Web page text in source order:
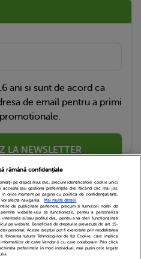
ani si sunt de acord ca
de email pentru a primi
LA NEWSLETTER
Newsletter Contact
rămână confidențiale
pe dispozitivul dvs., precum identificatorii cookie unici
accepta sau gestiona preferințele dvs. făcând clic mai jos,
orice moment pe pagina cu politica de confidențialitate.
afecta navigarea.
Mai multe detalii
de publicitate partenere, precum si furnizorii nostri de
website-ului sa functioneze, pentru a personaliza
si/sau profilul dvs., pentru a va oferi functionalitati
pe website. Beneficiati de drepturile prevazute de art. 15-
personal. Aceste drepturi pot fi exercitate prin modalitatea
folosirea tuturor Tehnologiilor de tip Cookie, care implica
de catre Vendor-ii cu care colaboram. Prin click
schimba preferintele in mod individual, mai putin cele legate